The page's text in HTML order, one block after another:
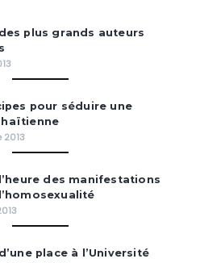
plus grands auteurs
pour séduire une
2013
des manifestations
place à l’Université